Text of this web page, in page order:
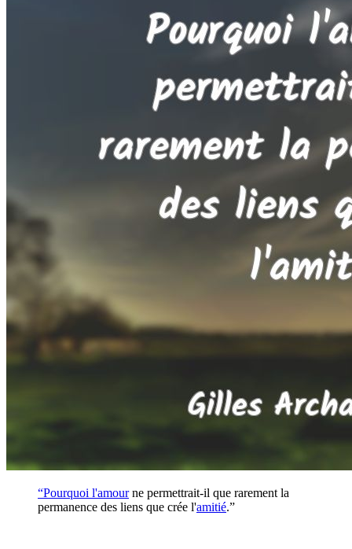
“Pourquoi l'amourne permettrait-il que rarement la
permanence des liens que crée l'amitié.”